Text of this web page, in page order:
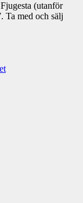
(utanför
Ta med och sälj